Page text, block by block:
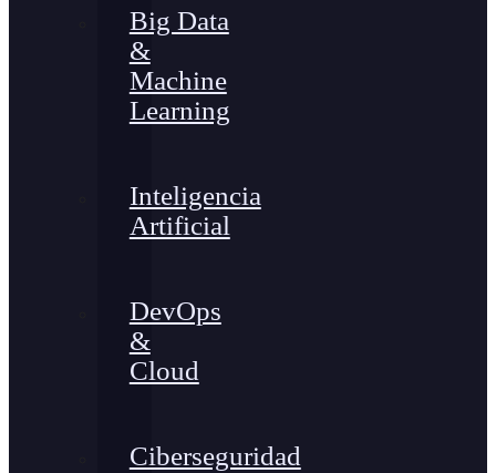
Big Data
&
Machine
Learning
Inteligencia
Artificial
DevOps
&
Cloud
Ciberseguridad